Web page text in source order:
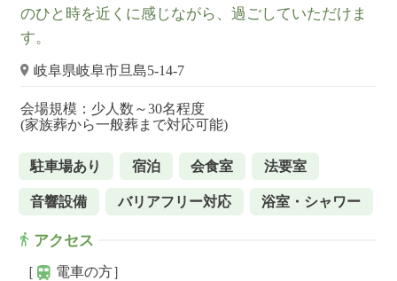
のひと時を近くに感じながら、過ごしていただけま
す。
岐阜県岐阜市旦島5-14-7
会場規模：少人数～30名程度
(家族葬から一般葬まで対応可能)
駐車場あり 宿泊 会食室 法要室
音響設備 バリアフリー対応 浴室・シャワー
アクセス
［
電車の方］